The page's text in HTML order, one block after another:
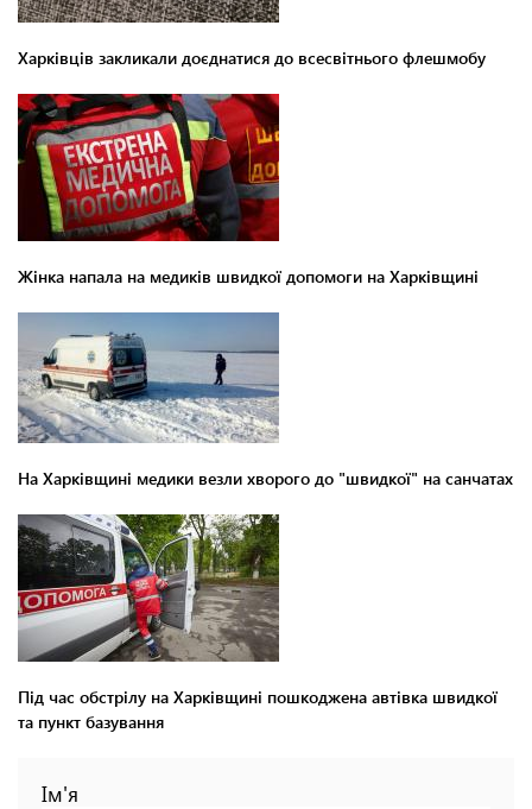
Харківців закликали доєднатися до всесвітнього флешмобу
Жінка напала на медиків швидкої допомоги на Харківщині
На Харківщині медики везли хворого до "швидкої" на санчатах
Під час обстрілу на Харківщині пошкоджена автівка швидкої
та пункт базування
Ім'я